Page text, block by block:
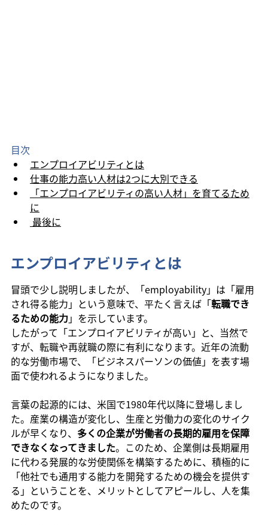
目次
エンプロイアビリティとは
仕事の能力高い人材は2つに大別できる
「エンプロイアビリティの高い人材」を育てるため
に
最後に
エンプロイアビリティとは
冒頭で少し説明しましたが、「employability」は「雇用
され得る能力」という意味で、平たく言えば「転職でき
るための能力 」を示しています。
したがって「エンプロイアビリティが高い」と、当然で
すが、転職や再就職の際に有利になります。近年の流動
的な労働市場で、「ビジネスパーソンの価値」を表す場
面で使われるようになりました。
言葉の起源的には、米国で1980年代以降に登場しまし
た。産業の構造が変化し、生産と労働力の変化のサイク
ルが早くなり、 多くの企業が労働者の長期的雇用を保障
できなくなってきました。このため、企業側は長期雇用
に代わる発展的な労使関係を構築するために、積極的に
「他社でも通用する能力を開発するための機会を提供す
る」ということを、メリットとしてアピールし、人を集
めたのです。